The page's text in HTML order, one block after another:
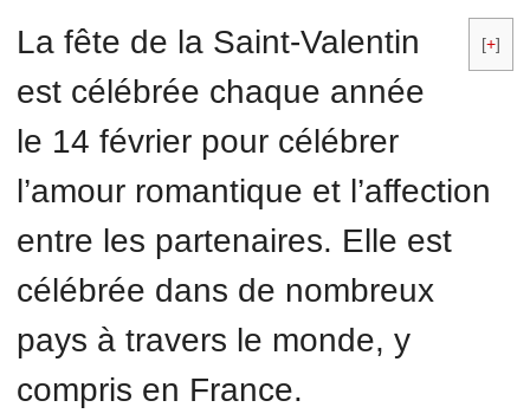
[+]
La fête de la Saint-Valentin
est célébrée chaque année
le 14 février pour célébrer
l’amour romantique et l’affection
entre les partenaires. Elle est
célébrée dans de nombreux
pays à travers le monde, y
compris en France.